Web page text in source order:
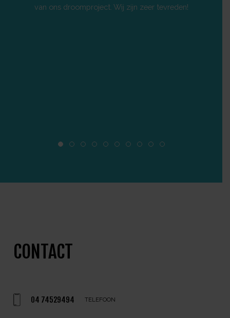
van ons droomproject. Wij zijn zeer tevreden!
CONTACT
04 74529494 TELEFOON